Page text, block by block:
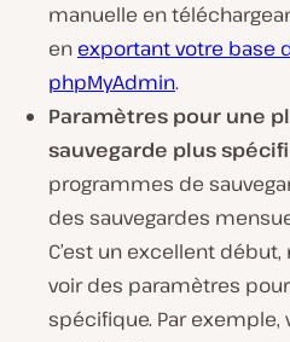
manuelle en
en exportant votre base
phpMyAdmin.
Paramètres pour une
sauvegarde plus
programmes de
des sauvegardes
C’est un excellent
voir des paramètres
spécifique. Par